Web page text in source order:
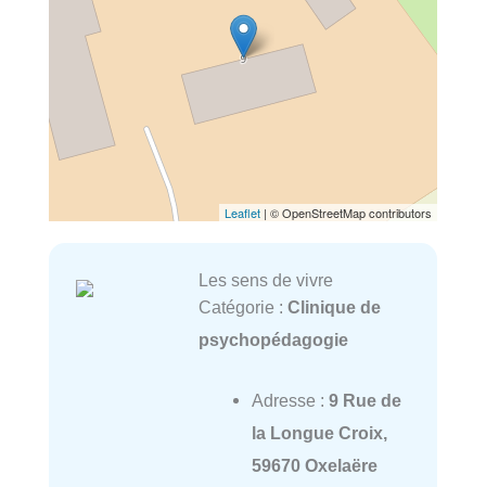
Leaflet | © OpenStreetMap contributors
Les sens de vivre
Catégorie : Clinique de
psychopédagogie
Adresse : 9 Rue de
la Longue Croix,
59670 Oxelaëre